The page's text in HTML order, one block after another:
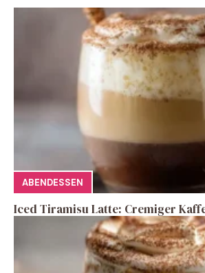
ABENDESSEN
Iced Tiramisu Latte: Cremiger